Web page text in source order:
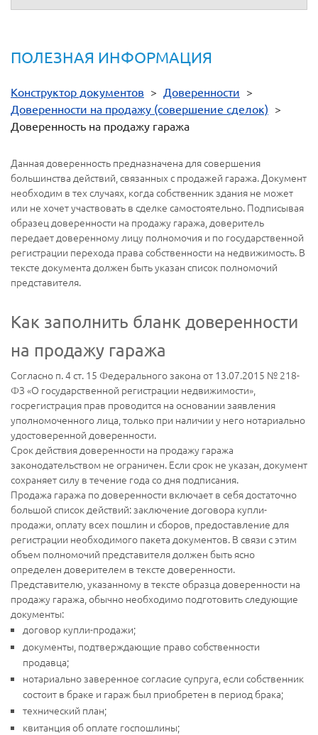
ПОЛЕЗНАЯ ИНФОРМАЦИЯ
Конструктор документов > Доверенности >
Доверенности на продажу (совершение сделок) >
Доверенность на продажу гаража
Данная доверенность предназначена для совершения
большинства действий, связанных с продажей гаража. Документ
необходим в тех случаях, когда собственник здания не может
или не хочет участвовать в сделке самостоятельно. Подписывая
образец доверенности на продажу гаража, доверитель
передает доверенному лицу полномочия и по государственной
регистрации перехода права собственности на недвижимость. В
тексте документа должен быть указан список полномочий
представителя.
Как заполнить бланк доверенности
на продажу гаража
Согласно п. 4 ст. 15 Федерального закона от 13.07.2015 № 218-
ФЗ «О государственной регистрации недвижимости»,
госрегистрация прав проводится на основании заявления
уполномоченного лица, только при наличии у него нотариально
удостоверенной доверенности.
Срок действия доверенности на продажу гаража
законодательством не ограничен. Если срок не указан, документ
сохраняет силу в течение года со дня подписания.
Продажа гаража по доверенности включает в себя достаточно
большой список действий: заключение договора купли-
продажи, оплату всех пошлин и сборов, предоставление для
регистрации необходимого пакета документов. В связи с этим
объем полномочий представителя должен быть ясно
определен доверителем в тексте доверенности.
Представителю, указанному в тексте образца доверенности на
продажу гаража, обычно необходимо подготовить следующие
документы:
договор купли-продажи;
документы, подтверждающие право собственности
продавца;
нотариально заверенное согласие супруга, если собственник
состоит в браке и гараж был приобретен в период брака;
технический план;
квитанция об оплате госпошлины;